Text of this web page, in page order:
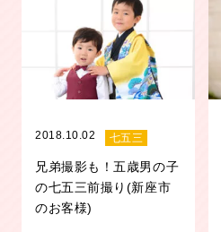
2018.10.02 七五三
兄弟撮影も！五歳男の子
の七五三前撮り(新座市
のお客様)